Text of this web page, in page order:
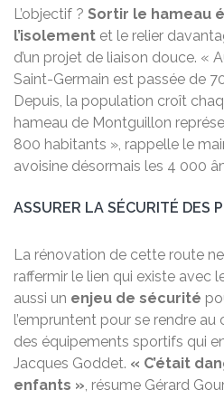
L’objectif ? Sortir le hameau
l’isolement et le relier
d’un projet de liaison douce. «
Saint-Germain est passée de
Depuis, la population croît
hameau de Montguillon
800 habitants », rappelle le
avoisine désormais les 4 000
ASSURER LA SÉCURITÉ DES
La rénovation de cette route
raffermir le lien qui existe avec
aussi un enjeu de sécurité
l’empruntent pour se rendre
des équipements sportifs qui
Jacques Goddet. « C’était
enfants », résume Gérard